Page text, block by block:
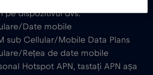
pe dispozitivul dvs.
Date mobile
sub Cellular/Mobile Data Plans
Rețea de date mobile
Hotspot APN, tastați APN așa